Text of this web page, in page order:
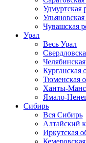
Удмуртская
Ульяновская
Чувашская
Урал
Весь Урал
Курганская
Тюменская
Ханты-
Ямало-
Сибирь
Вся Сибирь
Алтайский
Иркутская